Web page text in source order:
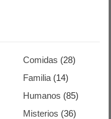
Comidas (28)
Familia(14)
Humanos (85)
Misterios (36)